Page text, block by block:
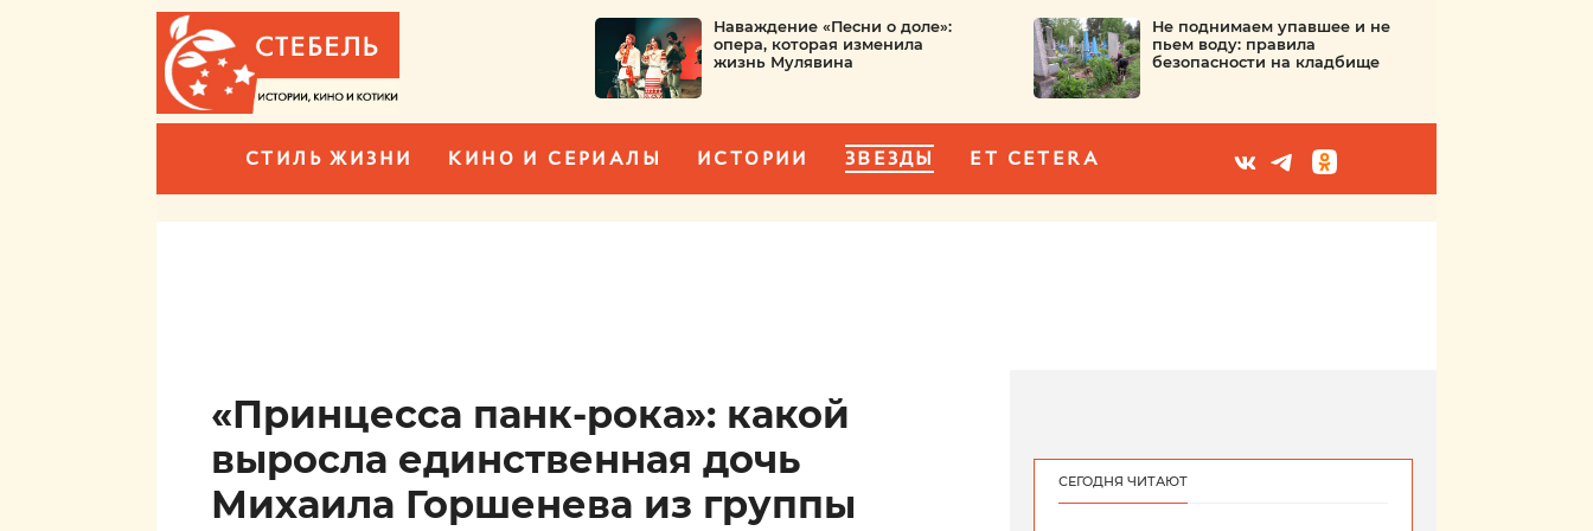
Наваждение «Песни о доле»:
опера, которая изменила
жизнь Мулявина
Не поднимаем упавшее и не
пьем воду: правила
безопасности на кладбище
СТИЛЬ ЖИЗНИ КИНО И СЕРИАЛЫ ИСТОРИИ ЗВЕЗДЫ ET CETERA
«Принцесса панк-рока»: какой
выросла единственная дочь
Михаила Горшенева из группы
СЕГОДНЯ ЧИТАЮТ